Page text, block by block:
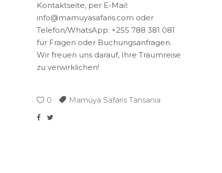
Kontaktseite, per E-Mail:
info@mamuyasafaris.com oder
Telefon/WhatsApp: +255 788 381 081
für Fragen oder Buchungsanfragen.
Wir freuen uns darauf, Ihre Traumreise
zu verwirklichen!
0 Mamuya Safaris Tansania